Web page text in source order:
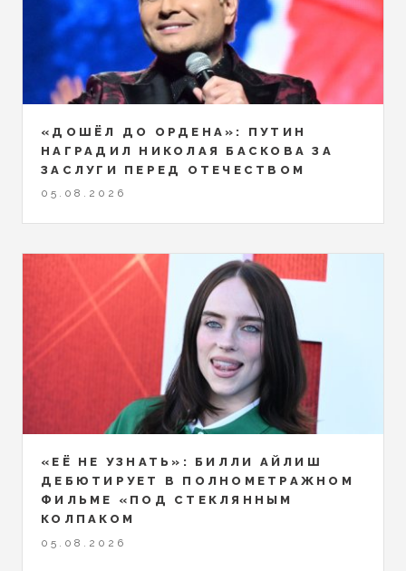
«ДОШЁЛ ДО ОРДЕНА»: ПУТИН
НАГРАДИЛ НИКОЛАЯ БАСКОВА ЗА
ЗАСЛУГИ ПЕРЕД ОТЕЧЕСТВОМ
05.08.2026
«ЕЁ НЕ УЗНАТЬ»: БИЛЛИ АЙЛИШ
ДЕБЮТИРУЕТ В ПОЛНОМЕТРАЖНОМ
ФИЛЬМЕ «ПОД СТЕКЛЯННЫМ
КОЛПАКОМ
05.08.2026